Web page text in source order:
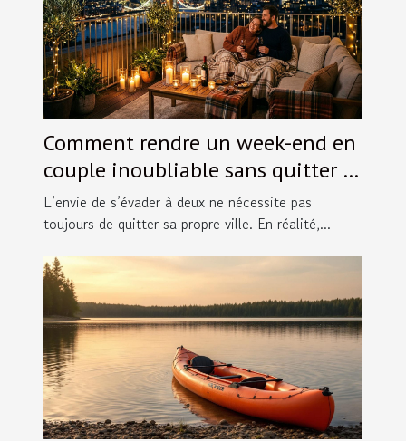
Comment rendre un week-end en
couple inoubliable sans quitter la
ville ?
L’envie de s’évader à deux ne nécessite pas
toujours de quitter sa propre ville. En réalité,...